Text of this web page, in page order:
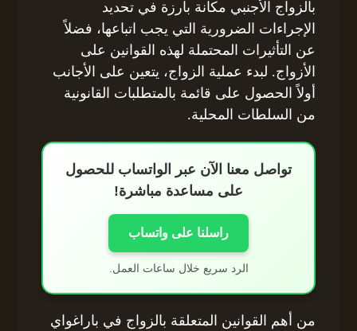
بالزواج الأجنبي مكانة بارزة في تحديد
الإجراءات الضرورية التي يجب اتباعها، فضلاً
عن التأثيرات المحتملة لهذه القوانين على
الأزواج. لبدء عملية الزواج، يتعين على الأجانب
أولاً الحصول على قائمة بالمتطلبات القانونية
من السلطات المحلية.
تواصل معنا الآن عبر الواتساب للحصول
على مساعدة مباشرة!
راسلنا على واتساب
الرد سريع خلال ساعات العمل.
من أهم القوانين المتعلقة بالزواج في باراغواي